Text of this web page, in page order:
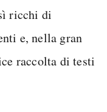
ricchi di
e, nella gran
raccolta di testi